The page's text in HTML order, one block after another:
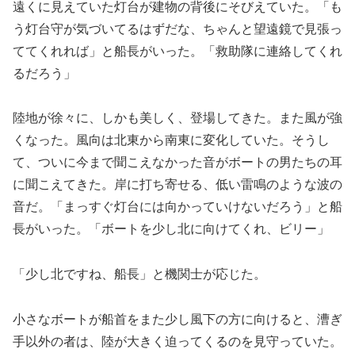
遠くに見えていた灯台が建物の背後にそびえていた。「も
う灯台守が気づいてるはずだな、ちゃんと望遠鏡で見張っ
ててくれれば」と船長がいった。「救助隊に連絡してくれ
るだろう」
陸地が徐々に、しかも美しく、登場してきた。また風が強
くなった。風向は北東から南東に変化していた。そうし
て、ついに今まで聞こえなかった音がボートの男たちの耳
に聞こえてきた。岸に打ち寄せる、低い雷鳴のような波の
音だ。「まっすぐ灯台には向かっていけないだろう」と船
長がいった。「ボートを少し北に向けてくれ、ビリー」
「少し北ですね、船長」と機関士が応じた。
小さなボートが船首をまた少し風下の方に向けると、漕ぎ
手以外の者は、陸が大きく迫ってくるのを見守っていた。